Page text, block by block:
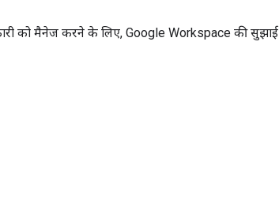
को मैनेज करने के लिए, Google Workspace की सुझाई